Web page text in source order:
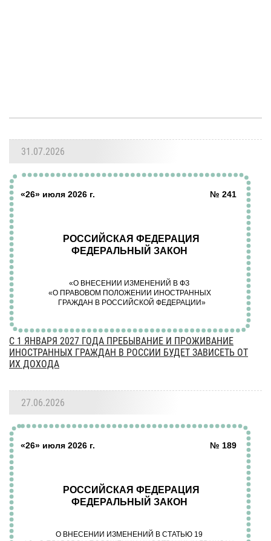
31.07.2026
С 1 ЯНВАРЯ 2027 ГОДА ПРЕБЫВАНИЕ И ПРОЖИВАНИЕ
ИНОСТРАННЫХ ГРАЖДАН В РОССИИ БУДЕТ ЗАВИСЕТЬ ОТ
ИХ ДОХОДА
27.06.2026